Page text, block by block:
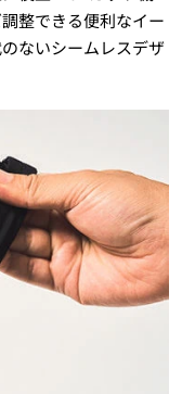
整できる便利なイー
ないシームレスデザ